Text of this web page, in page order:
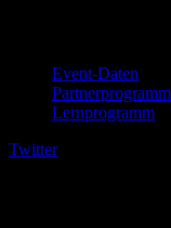
Event-Daten
Partnerprogramm
Lernprogramm
Twitter